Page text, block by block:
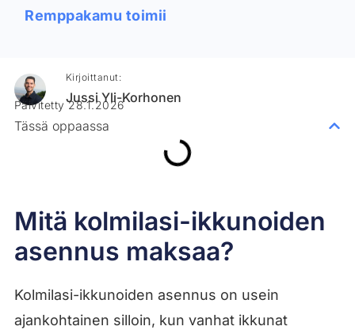
Remppakamu toimii
Mitä kolmilasi-ikkunoiden
asennus maksaa?
Kolmilasi-ikkunoiden asennus on usein
ajankohtainen silloin, kun vanhat ikkunat
Kirjoittanut:
Jussi Yli-Korhonen
Päivitetty 28.1.2026
Tässä oppaassa